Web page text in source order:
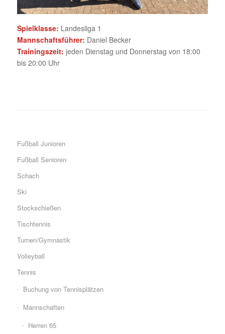
Spielklasse: Landesliga 1
Mannschaftsführer: Daniel Becker
Trainingszeit: jeden Dienstag und Donnerstag von 18:00
bis 20:00 Uhr
Fußball Junioren
Fußball Senioren
Schach
Ski
Stockschießen
Tischtennis
Turnen/Gymnastik
Volleyball
Tennis
Buchung von Tennisplätzen
Mannschaften
Herren 65